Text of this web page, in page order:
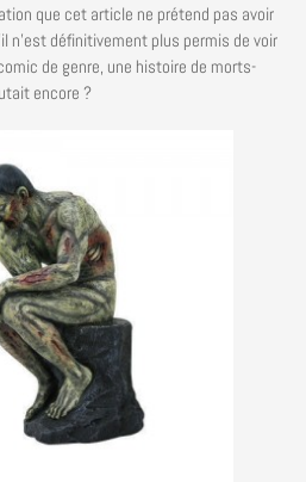
que cet article ne prétend pas avoir
n’est définitivement plus permis de voir
de genre, une histoire de morts-
encore ?